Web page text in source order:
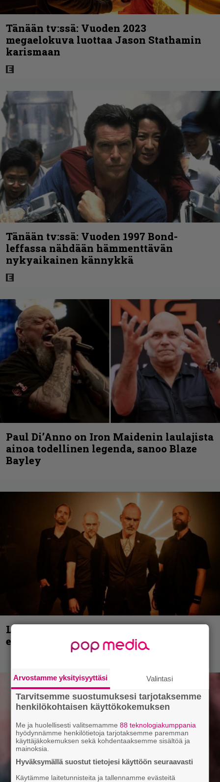
Tänään tv:ssä: Vuoden 2023
megaelokuva luottaa Jason Stathamin
karismaan
Tänään tv:ssä: Vuoden 1997 Bond-
leffassa nähdään hämmenttävän
nykyaikainen kännykkä
Paul Di’Anno on Iron Maidenin laulajista
ainoa todellinen legenda, sanoo Blaze
Bayley
Loppuvuoden Hellsinki Metal Cruisen
esiintyjät julki
Arvostamme yksityisyyttäsi Valintasi
Tarvitsemme suostumuksesi tarjotaksemme
henkilökohtaisen käyttökokemuksen
Me ja huolellisesti valitsemamme88 teknologiakumppania
hyödynnämme henkilötietoja tarjotaksemme paremman
käyttäjäkokemuksen sekä kohdentaaksemme sisältöä ja
mainoksia.
Hyväksymällä suostut tietojesi käyttöön seuraavasti
Käytämme laitetunnisteita ja tallennamme evästeitä